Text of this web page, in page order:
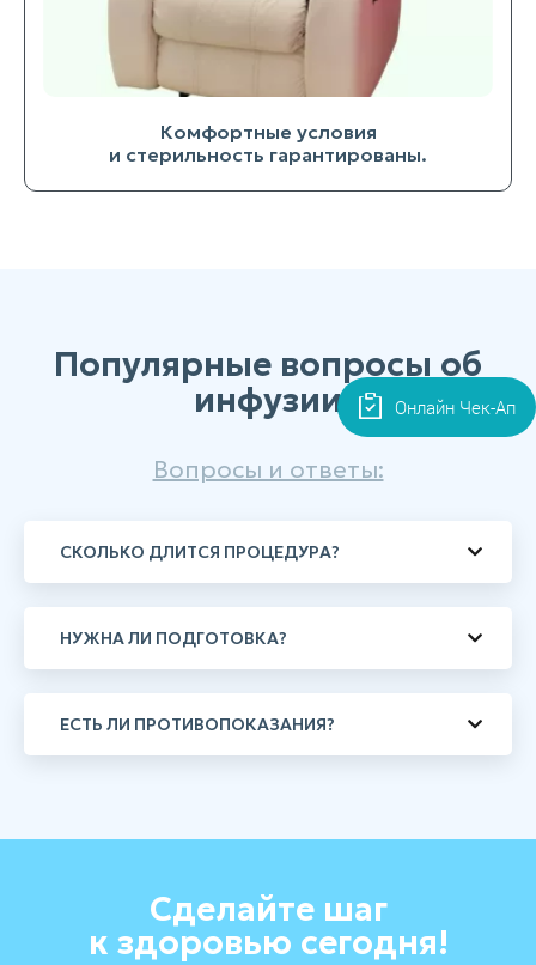
Комфортные условия
и стерильность гарантированы.
Популярные вопросы об
инфузии
Вопросы и ответы:
СКОЛЬКО ДЛИТСЯ ПРОЦЕДУРА?
НУЖНА ЛИ ПОДГОТОВКА?
ЕСТЬ ЛИ ПРОТИВОПОКАЗАНИЯ?
Сделайте шаг
к здоровью сегодня!
Онлайн Чек-Ап